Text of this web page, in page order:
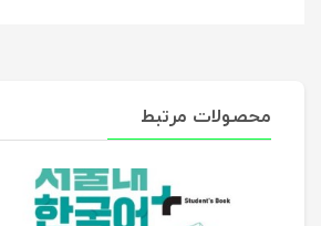
محصولات مرتبط